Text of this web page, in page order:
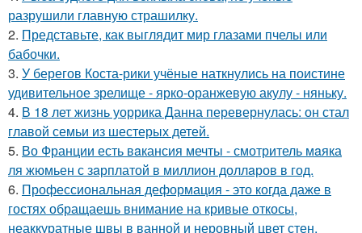
разрушили главную страшилку.
2. Представьте, как выглядит мир глазами пчелы или
бабочки.
3. У берегов Коста-рики учёные наткнулись на поистине
удивительное зрелище - ярко-оранжевую акулу - няньку.
4. В 18 лет жизнь уоррика Данна перевернулась: он стал
главой семьи из шестерых детей.
5. Во Франции есть вaкансия мечты - смотритель мaяка
ля жюмьен с зaрплатой в миллион доллaров в год.
6. Профессиональная деформация - это когда даже в
гостях обращаешь внимание на кривые откосы,
неаккуратные швы в ванной и неровный цвет стен.